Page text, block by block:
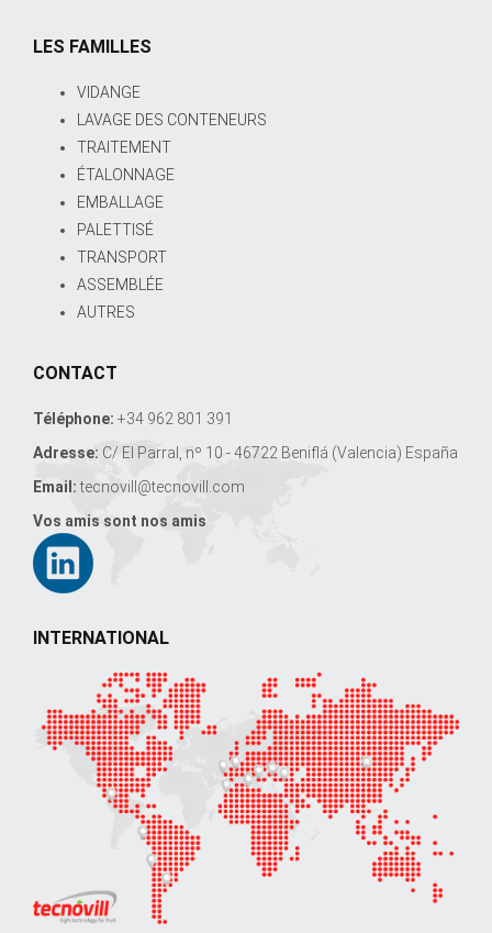
LES FAMILLES
VIDANGE
LAVAGE DES CONTENEURS
TRAITEMENT
ÉTALONNAGE
EMBALLAGE
PALETTISÉ
TRANSPORT
ASSEMBLÉE
AUTRES
CONTACT
Téléphone: +34 962 801 391
Adresse: C/ El Parral, nº 10 - 46722 Beniflá (Valencia) España
Email: tecnovill@tecnovill.com
Vos amis sont nos amis
INTERNATIONAL